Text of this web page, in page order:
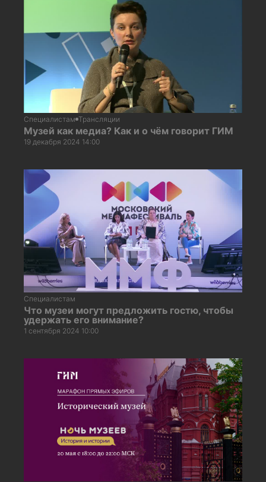
Специалистам Трансляции
Музей как медиа? Как и о чём говорит ГИМ
19 декабря 2024 14:00
Специалистам
Что музеи могут предложить гостю, чтобы
удержать его внимание?
1 сентября 2024 10:00